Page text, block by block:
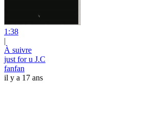
1:38
|
À suivre
just for u J.C
fanfan
il y a 17 ans